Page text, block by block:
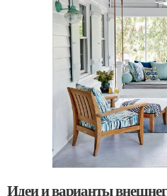
Идеи и варианты